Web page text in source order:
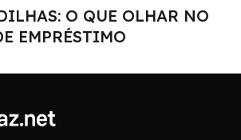
O QUE OLHAR NO
EMPRÉSTIMO